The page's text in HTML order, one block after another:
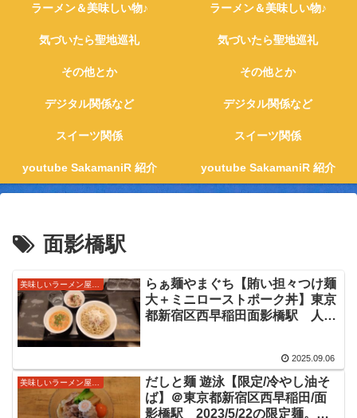
ラーメン＆美味しい物♪ ラーメン＆美味しい物♪
気づいたら聖地巡礼 気づいたら聖地巡礼
その他とか その他とか
デジタル関係など デジタル関係など
スイーツ関係 スイーツ関係
youtube SakamaniR 紹介 youtube SakamaniR 紹介
面影橋駅
らぁ麺やまぐち【賄い担々つけ麺
大＋ミニローストポーク丼】東京
都新宿区西早稲田面影橋駅 人気
2025.09.06
美味しいラーメン屋さん
だしと麺 遊泳【限定/冷やし油そ
ば】＠東京都新宿区西早稲田/面
影橋駅 2023/5/22の限定麺。店